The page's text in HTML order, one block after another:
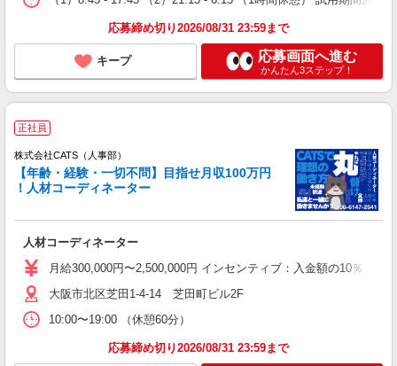
応募締め切り2026/08/31 23:59まで
キープ 応募画面へ進む
かんたん3ステップ！
正社員
株式会社CATS（人事部）
【年齢・経験・一切不問】目指せ月収100万円
！人材コーディネーター
人材コーディネーター
月給300,000円〜2,500,000円 インセンティブ：入金額の10％
大阪市北区芝田1-4-14 芝田町ビル2F
10:00〜19:00 （休憩60分）
応募締め切り2026/08/31 23:59まで